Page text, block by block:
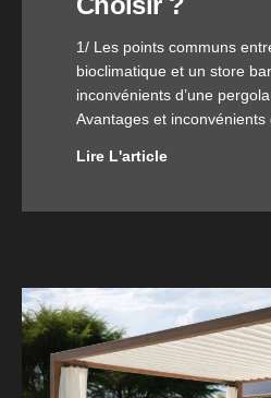
1/ Les points communs
bioclimatique et un store
inconvénients d’une
Avantages et inconvénients
Lire L'article